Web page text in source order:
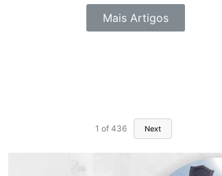
Mais Artigos
1 of 436 Next